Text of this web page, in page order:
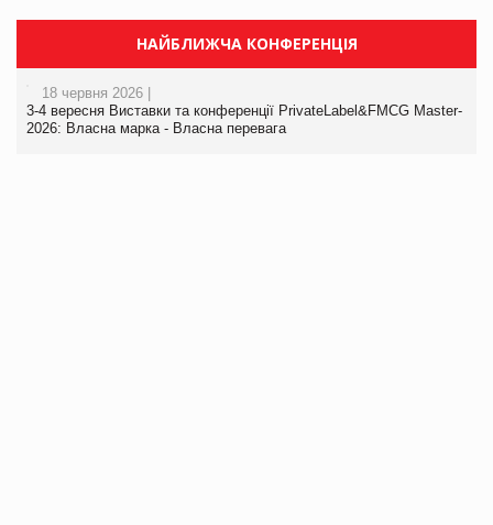
НАЙБЛИЖЧА КОНФЕРЕНЦІЯ
18 червня 2026 |
3-4 вересня Виставки та конференції PrivateLabel&FMCG Master-
2026: Власна марка - Власна перевага